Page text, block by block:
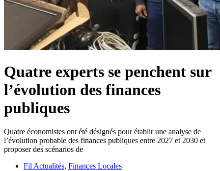
Quatre experts se penchent sur
l’évolution des finances
publiques
Quatre économistes ont été désignés pour établir une analyse de
l’évolution probable des finances publiques entre 2027 et 2030 et
proposer des scénarios de
Fil Actualités, Finances Locales